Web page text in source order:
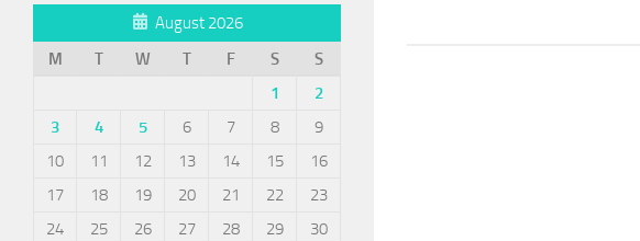
August 2026
M
T W T F S
S
1
2
3
4 5 6 7 8
9
10
11 12 13 14 15
16
17
18 19 20 21 22
23
24
25 26 27 28 29
30